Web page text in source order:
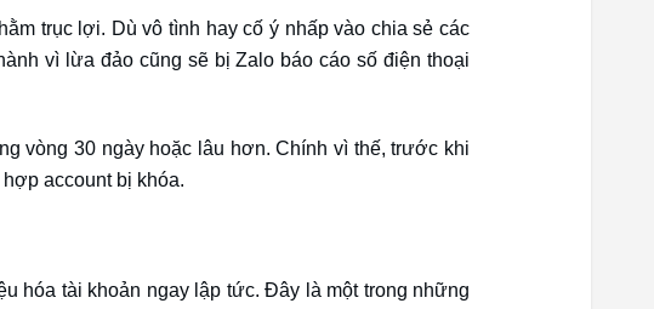
trục lợi. Dù vô tình hay cố ý nhấp vào chia sẻ các
vì lừa đảo cũng sẽ bị Zalo báo cáo số điện thoại
vòng 30 ngày hoặc lâu hơn. Chính vì thế, trước khi
account bị khóa.
hóa tài khoản ngay lập tức. Đây là một trong những